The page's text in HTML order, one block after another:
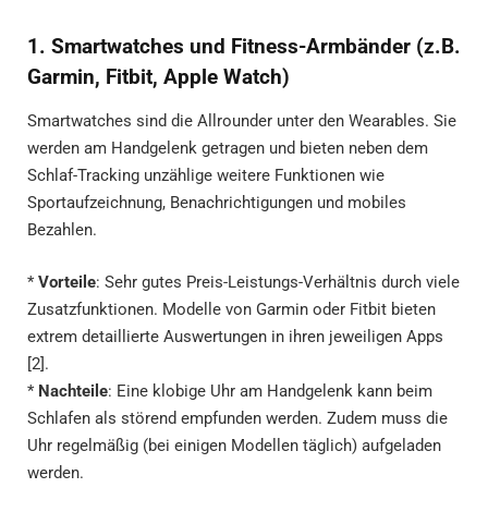
1. Smartwatches und Fitness-Armbänder (z.B.
Garmin, Fitbit, Apple Watch)
Smartwatches sind die Allrounder unter den Wearables. Sie
werden am Handgelenk getragen und bieten neben dem
Schlaf-Tracking unzählige weitere Funktionen wie
Sportaufzeichnung, Benachrichtigungen und mobiles
Bezahlen.
* Vorteile: Sehr gutes Preis-Leistungs-Verhältnis durch viele
Zusatzfunktionen. Modelle von Garmin oder Fitbit bieten
extrem detaillierte Auswertungen in ihren jeweiligen Apps
[2].
* Nachteile: Eine klobige Uhr am Handgelenk kann beim
Schlafen als störend empfunden werden. Zudem muss die
Uhr regelmäßig (bei einigen Modellen täglich) aufgeladen
werden.